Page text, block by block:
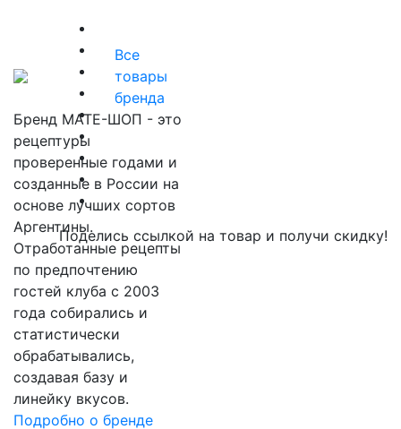
Все
товары
бренда
Бренд МАТЕ-ШОП - это
рецептуры
проверенные годами и
созданные в России на
основе лучших сортов
Аргентины.
Отработанные рецепты
по предпочтению
гостей клуба с 2003
года собирались и
статистически
обрабатывались,
создавая базу и
линейку вкусов.
Подробно о бренде
Поделись ссылкой на товар и получи скидку!